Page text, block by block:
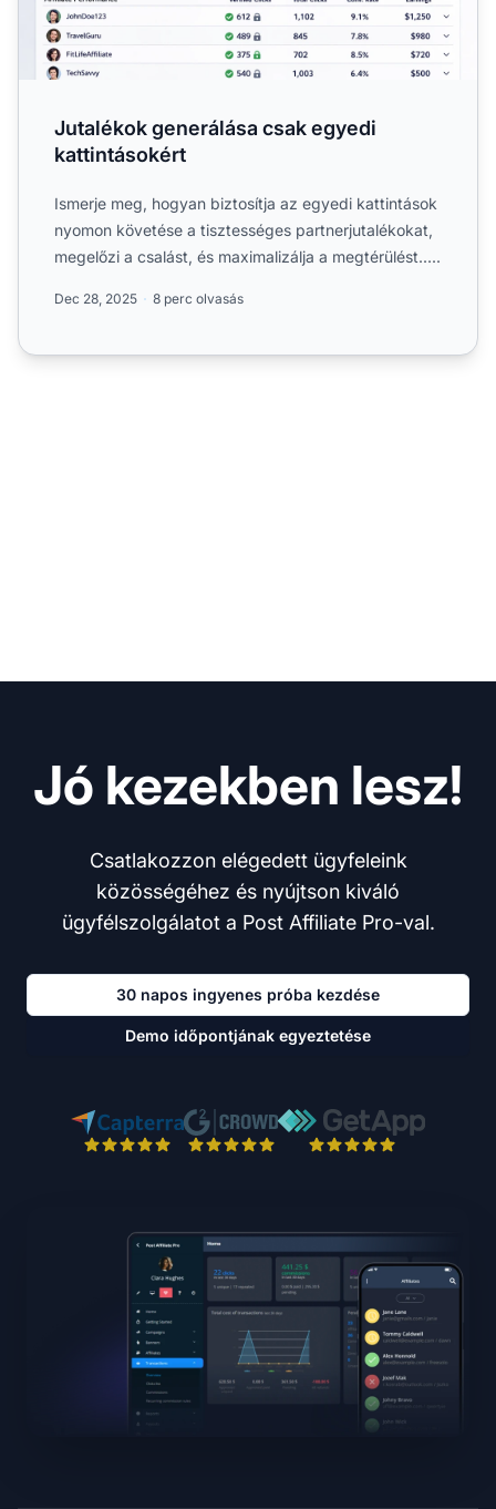
Jutalékok generálása csak egyedi
kattintásokért
Ismerje meg, hogyan biztosítja az egyedi kattintások
nyomon követése a tisztességes partnerjutalékokat,
megelőzi a csalást, és maximalizálja a megtérülést.....
Dec 28, 2025 8 perc olvasás
Jó kezekben lesz!
Csatlakozzon elégedett ügyfeleink
közösségéhez és nyújtson kiváló
ügyfélszolgálatot a Post Affiliate Pro-val.
30 napos ingyenes próba kezdése
Demo időpontjának egyeztetése